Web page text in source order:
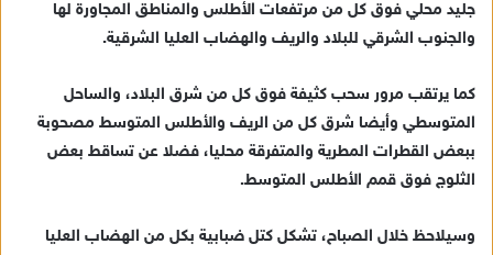
ر
ي
ا
إ
ل
ك
ر
جليد محلي فوق كل من مرتفعات الأطلس والمناطق المجاورة لها
والجنوب الشرقي للبلاد والريف والهضاب العليا الشرقية.
كما يرتقب مرور سحب كثيفة فوق كل من شرق البلاد، والساحل
المتوسطي وأيضا شرق كل من الريف والأطلس المتوسط مصحوبة
ببعض القطرات المطرية والمتفرقة محليا، فضلا عن تساقط بعض
الثلوج فوق قمم الأطلس المتوسط.
وسيلاحظ خلال الصباح، تشكل كتل ضبابية بكل من الهضاب العليا